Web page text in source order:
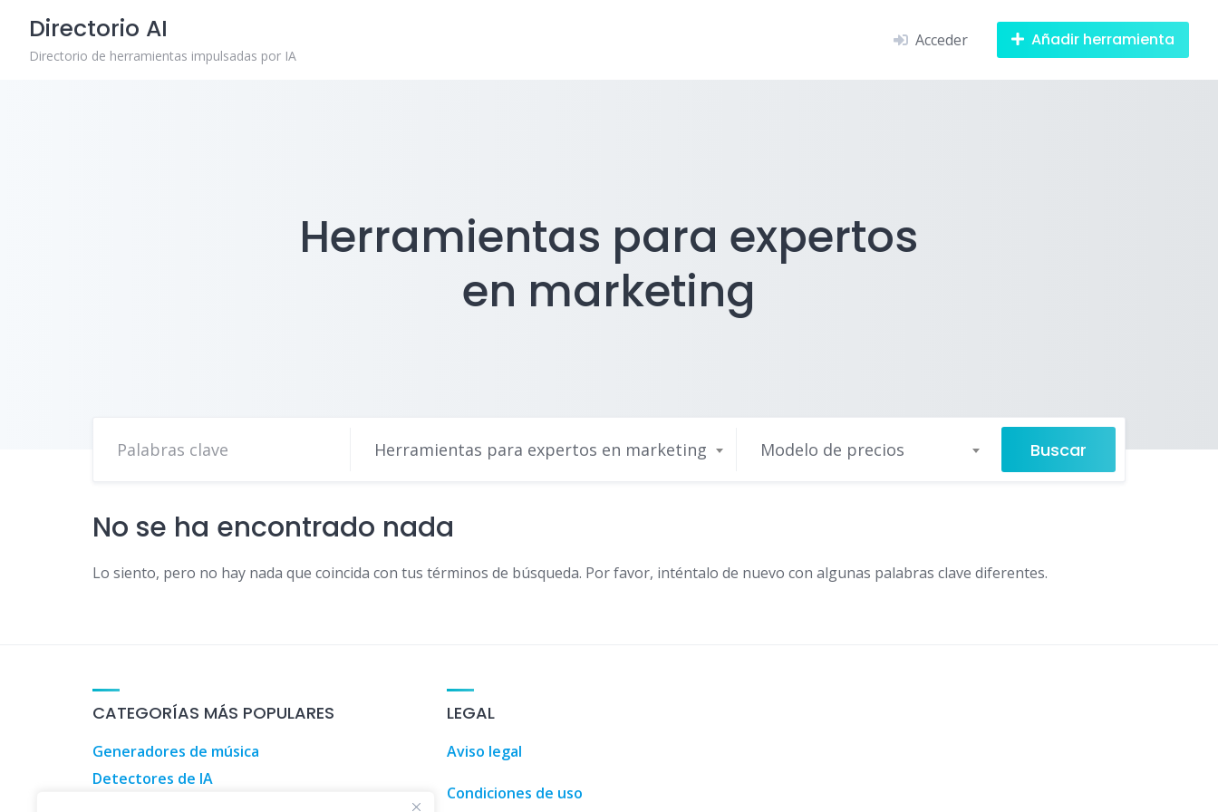
content
Directorio AI
Directorio de herramientas impulsadas por IA
Acceder Añadir herramienta
Herramientas para expertos
en marketing
Herramientas para expertos en marketing Modelo de precios Buscar
No se ha encontrado nada
Lo siento, pero no hay nada que coincida con tus términos de búsqueda. Por favor, inténtalo de nuevo con algunas palabras clave diferentes.
CATEGORÍAS MÁS POPULARES
Generadores de música
Detectores de IA
LEGAL
Aviso legal
Condiciones de uso